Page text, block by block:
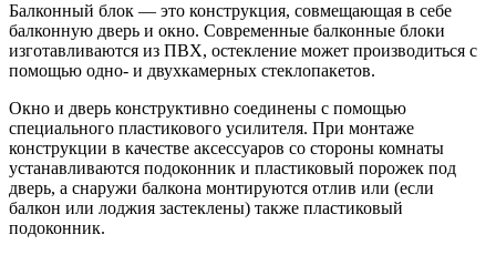
Балконный блок — это конструкция, совмещающая в себе
балконную дверь и окно. Современные балконные блоки
изготавливаются из ПВХ, остекление может производиться с
помощью одно- и двухкамерных стеклопакетов.
Окно и дверь конструктивно соединены с помощью
специального пластикового усилителя. При монтаже
конструкции в качестве аксессуаров со стороны комнаты
устанавливаются подоконник и пластиковый порожек под
дверь, а снаружи балкона монтируются отлив или (если
балкон или лоджия застеклены) также пластиковый
подоконник.